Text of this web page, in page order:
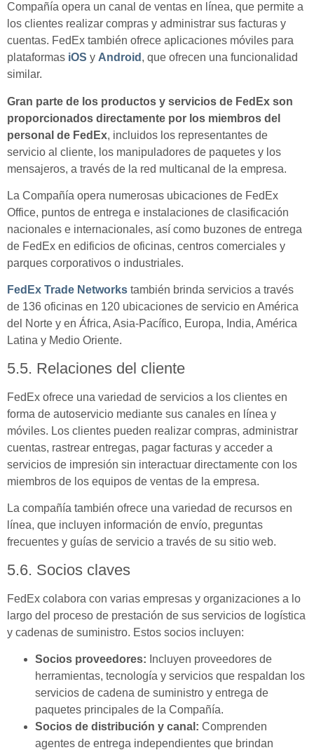
Compañía opera un canal de ventas en línea, que permite a
los clientes realizar compras y administrar sus facturas y
cuentas. FedEx también ofrece aplicaciones móviles para
plataformas iOS y Android , que ofrecen una funcionalidad
similar.
Gran parte de los productos y servicios de FedEx son
proporcionados directamente por los miembros del
personal de FedEx, incluidos los representantes de
servicio al cliente, los manipuladores de paquetes y los
mensajeros, a través de la red multicanal de la empresa.
La Compañía opera numerosas ubicaciones de FedEx
Office, puntos de entrega e instalaciones de clasificación
nacionales e internacionales, así como buzones de entrega
de FedEx en edificios de oficinas, centros comerciales y
parques corporativos o industriales.
FedEx Trade Networks también brinda servicios a través
de 136 oficinas en 120 ubicaciones de servicio en América
del Norte y en África, Asia-Pacífico, Europa, India, América
Latina y Medio Oriente.
5.5. Relaciones del cliente
FedEx ofrece una variedad de servicios a los clientes en
forma de autoservicio mediante sus canales en línea y
móviles. Los clientes pueden realizar compras, administrar
cuentas, rastrear entregas, pagar facturas y acceder a
servicios de impresión sin interactuar directamente con los
miembros de los equipos de ventas de la empresa.
La compañía también ofrece una variedad de recursos en
línea, que incluyen información de envío, preguntas
frecuentes y guías de servicio a través de su sitio web.
5.6. Socios claves
FedEx colabora con varias empresas y organizaciones a lo
largo del proceso de prestación de sus servicios de logística
y cadenas de suministro. Estos socios incluyen:
Socios proveedores: Incluyen proveedores de
herramientas, tecnología y servicios que respaldan los
servicios de cadena de suministro y entrega de
paquetes principales de la Compañía.
Socios de distribución y canal: Comprenden
agentes de entrega independientes que brindan